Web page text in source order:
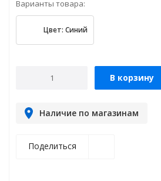
Варианты товара:
Цвет: Синий
В корзину
Наличие по магазинам
Поделиться